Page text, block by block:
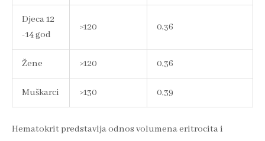
Djeca 12
-14 god
>120 0,36
Žene >120 0,36
Muškarci >130 0,39
Hematokrit predstavlja odnos volumena eritrocita i